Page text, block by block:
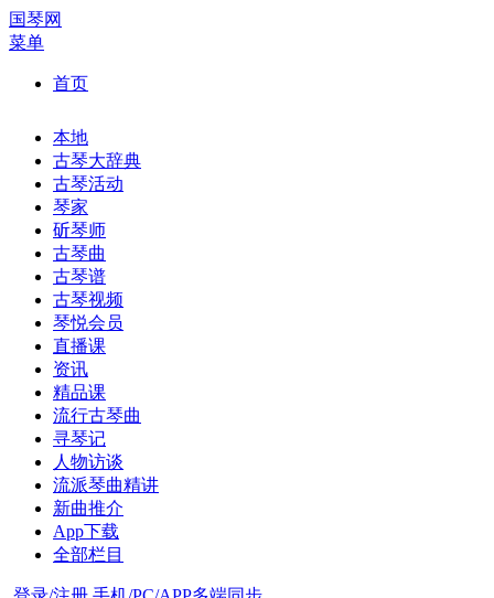
国琴网
菜单
首页
本地
古琴大辞典
古琴活动
琴家
斫琴师
古琴曲
古琴谱
古琴视频
琴悦会员
直播课
资讯
精品课
流行古琴曲
寻琴记
人物访谈
流派琴曲精讲
新曲推介
App下载
全部栏目